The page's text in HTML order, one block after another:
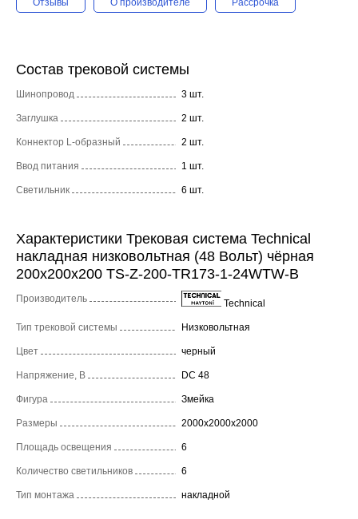
Состав трековой системы
Шинопровод 3 шт.
Заглушка 2 шт.
Коннектор L-образный 2 шт.
Ввод питания 1 шт.
Светильник 6 шт.
Характеристики Трековая система Technical
накладная низковольтная (48 Вольт) чёрная
200x200x200 TS-Z-200-TR173-1-24WTW-B
Производитель Technical
Тип трековой системы Низковольтная
Цвет черный
Напряжение, В DC 48
Фигура Змейка
Размеры 2000x2000x2000
Площадь освещения 6
Количество светильников 6
Тип монтажа накладной